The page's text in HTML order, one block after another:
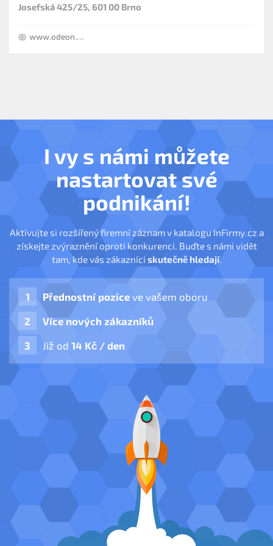
Josefská 425/25, 601 00 Brno
www.odeon.cz
I vy s námi můžete
nastartovat své
podnikání!
Aktivujte si rozšířený firemní záznam v katalogu InFirmy.cz a
získejte zvýraznění oproti konkurenci. Buďte s námi vidět
tam, kde vás zákazníci skutečně hledají.
Přednostní pozice ve vašem oboru
Více nových zákazníků
Již od 14 Kč / den